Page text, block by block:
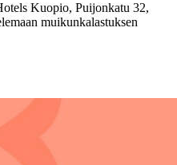
Kuopio, Puijonkatu 32,
muikunkalastuksen